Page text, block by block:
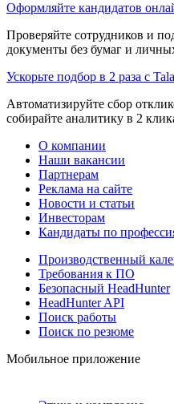
Оформляйте кандидатов
Проверяйте сотрудников и
документы без бумаг и
Ускорьте подбор в 2 раза с
Автоматизируйте сбор
собирайте аналитику в 2
О компании
Наши вакансии
Партнерам
Реклама на сайте
Новости и статьи
Инвесторам
Кандидаты по
Производственный
Требования к ПО
Безопасный HeadHunter
HeadHunter API
Поиск работы
Поиск по резюме
Мобильное приложение